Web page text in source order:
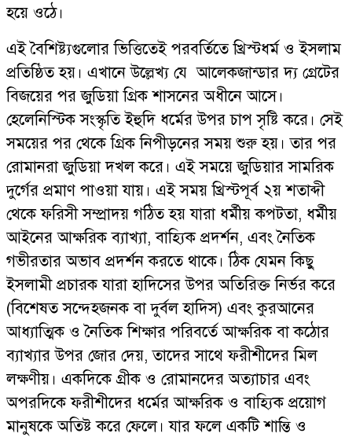
হয়ে ওঠে।
এই বৈশিষ্ট্যগুলোর ভিত্তিতেই পরবর্তিতে খ্রিস্টধর্ম ও ইসলাম
প্রতিষ্ঠিত হয়। এখানে উল্লেখ্য যে আলেকজান্ডার দ্য গ্রেটের
বিজয়ের পর জুডিয়া গ্রিক শাসনের অধীনে আসে।
হেলেনিস্টিক সংস্কৃতি ইহুদি ধর্মের উপর চাপ সৃষ্টি করে। সেই
সময়ের পর থেকে গ্রিক নিপীড়নের সময় শুরু হয়। তার পর
রোমানরা জুডিয়া দখল করে। এই সময়ে জুডিয়ার সামরিক
দুর্গের প্রমাণ পাওয়া যায়। এই সময় খ্রিস্টপূর্ব ২য় শতাব্দী
থেকে ফরিসী সম্প্রাদয় গঠিত হয় যারা ধর্মীয় কপটতা, ধর্মীয়
আইনের আক্ষরিক ব্যাখ্যা, বাহ্যিক প্রদর্শন, এবং নৈতিক
গভীরতার অভাব প্রদর্শন করতে থাকে। ঠিক যেমন কিছু
ইসলামী প্রচারক যারা হাদিসের উপর অতিরিক্ত নির্ভর করে
(বিশেষত সন্দেহজনক বা দুর্বল হাদিস) এবং কুরআনের
আধ্যাত্মিক ও নৈতিক শিক্ষার পরিবর্তে আক্ষরিক বা কঠোর
ব্যাখ্যার উপর জোর দেয়, তাদের সাথে ফরীশীদের মিল
লক্ষণীয়। একদিকে গ্রীক ও রোমানদের অত্যাচার এবং
অপরদিকে ফরীশীদের ধর্মের আক্ষরিক ও বাহ্যিক প্রয়োগ
মানুষকে অতিষ্ট করে ফেলে। যার ফলে একটি শান্তি ও